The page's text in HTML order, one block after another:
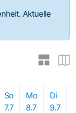
Aktuelle
So
7.7
Mo
8.7
Di
9.7